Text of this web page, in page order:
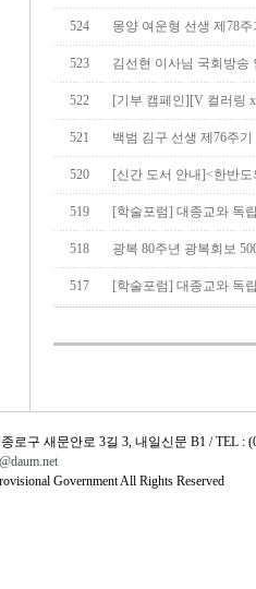
524 몽양 여운형 선생 제78
523 김선현 이사님 국회방송
522 [기부 캠페인][V 컬러링
521 백범 김구 선생 제76주
520 [신간 도서 안내]<한반
519 [학술포럼] 대종교와 독
518 광복 80주년 광복회보
517 [학술포럼] 대종교와 독
로구 새문안로 3길 3, 내일신문 B1 / TEL :
Government All Rights Reserved